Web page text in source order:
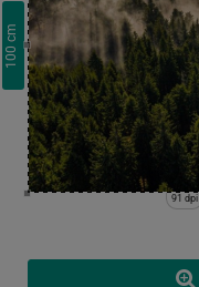
100
cm
91 dpi